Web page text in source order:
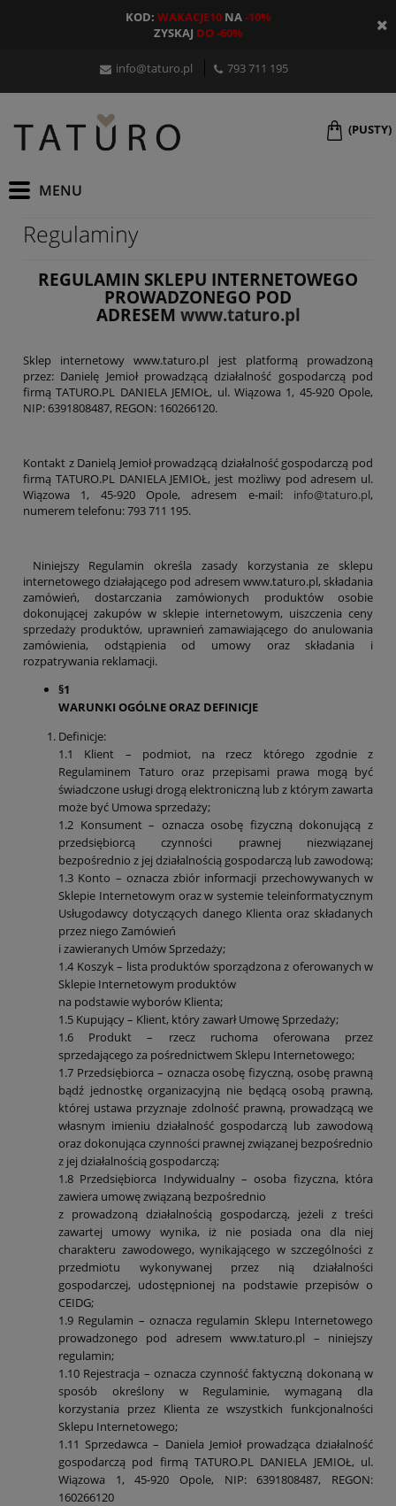
KOD: WAKACJE10 NA-10%
ZYSKAJ DO -60%
info@taturo.pl 793 711 195
(PUSTY)
Regulaminy
REGULAMIN SKLEPU INTERNETOWEGO
PROWADZONEGO POD
ADRESEM www.taturo.pl
Sklep internetowy www.taturo.pl jest platformą prowadzoną
przez: Danielę Jemioł prowadzącą działalność gospodarczą pod
firmą TATURO.PL DANIELA JEMIOŁ, ul. Wiązowa 1, 45-920 Opole,
NIP: 6391808487, REGON: 160266120.
Kontakt z Danielą Jemioł prowadzącą działalność gospodarczą pod
firmą TATURO.PL DANIELA JEMIOŁ, jest możliwy pod adresem ul.
Wiązowa 1, 45-920 Opole, adresem e-mail: info@taturo.pl,
numerem telefonu: 793 711 195.
Niniejszy Regulamin określa zasady korzystania ze sklepu
internetowego działającego pod adresem www.taturo.pl, składania
zamówień, dostarczania zamówionych produktów osobie
dokonującej zakupów w sklepie internetowym, uiszczenia ceny
sprzedaży produktów, uprawnień zamawiającego do anulowania
zamówienia, odstąpienia od umowy oraz składania i
rozpatrywania reklamacji.
§1
WARUNKI OGÓLNE ORAZ DEFINICJE
Definicje:
1.1 Klient – podmiot, na rzecz którego zgodnie z
Regulaminem Taturo oraz przepisami prawa mogą być
świadczone usługi drogą elektroniczną lub z którym zawarta
może być Umowa sprzedaży;
1.2 Konsument – oznacza osobę fizyczną dokonującą z
przedsiębiorcą czynności prawnej niezwiązanej
bezpośrednio z jej działalnością gospodarczą lub zawodową;
1.3 Konto – oznacza zbiór informacji przechowywanych w
Sklepie Internetowym oraz w systemie teleinformatycznym
Usługodawcy dotyczących danego Klienta oraz składanych
przez niego Zamówień
i zawieranych Umów Sprzedaży;
1.4 Koszyk – lista produktów sporządzona z oferowanych w
Sklepie Internetowym produktów
na podstawie wyborów Klienta;
1.5 Kupujący – Klient, który zawarł Umowę Sprzedaży;
1.6 Produkt – rzecz ruchoma oferowana przez
sprzedającego za pośrednictwem Sklepu Internetowego;
1.7 Przedsiębiorca – oznacza osobę fizyczną, osobę prawną
bądź jednostkę organizacyjną nie będącą osobą prawną,
której ustawa przyznaje zdolność prawną, prowadzącą we
własnym imieniu działalność gospodarczą lub zawodową
oraz dokonująca czynności prawnej związanej bezpośrednio
z jej działalnością gospodarczą;
1.8 Przedsiębiorca Indywidualny – osoba fizyczna, która
zawiera umowę związaną bezpośrednio
z prowadzoną działalnością gospodarczą, jeżeli z treści
zawartej umowy wynika, iż nie posiada ona dla niej
charakteru zawodowego, wynikającego w szczególności z
przedmiotu wykonywanej przez nią działalności
gospodarczej, udostępnionej na podstawie przepisów o
CEIDG;
1.9 Regulamin – oznacza regulamin Sklepu Internetowego
prowadzonego pod adresem www.taturo.pl – niniejszy
regulamin;
1.10 Rejestracja – oznacza czynność faktyczną dokonaną w
sposób określony w Regulaminie, wymaganą dla
korzystania przez Klienta ze wszystkich funkcjonalności
Sklepu Internetowego;
1.11 Sprzedawca – Daniela Jemioł prowadząca działalność
gospodarczą pod firmą TATURO.PL DANIELA JEMIOŁ, ul.
Wiązowa 1, 45-920 Opole, NIP: 6391808487, REGON:
160266120